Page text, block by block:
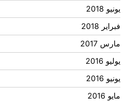
يونيو 2018
فبراير 2018
مارس 2017
يوليو 2016
يونيو 2016
مايو 2016